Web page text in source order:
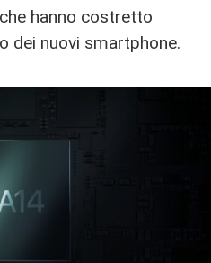
hanno costretto
dei nuovi smartphone.